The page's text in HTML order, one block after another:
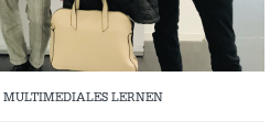
MULTIMEDIALES LERNEN